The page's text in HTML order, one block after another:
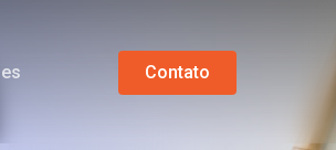
Contato